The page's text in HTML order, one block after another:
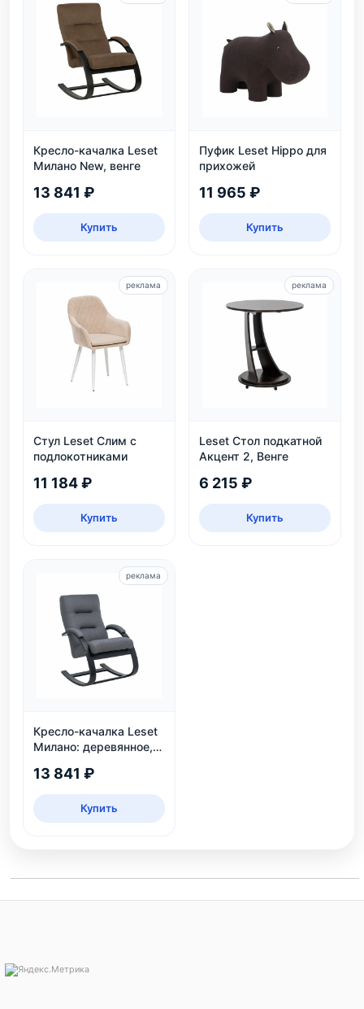
Кресло-качалка Leset
Милано New, венге
13 841 ₽
Купить
Пуфик Leset Hippo для
прихожей
11 965 ₽
Купить
Стул Leset Слим с
подлокотниками
11 184 ₽
Купить
реклама
Leset Стол подкатной
Акцент 2, Венге
6 215 ₽
Купить
реклама
Кресло-качалка Leset
Милано: деревянное,
95
13 841 ₽
Купить
реклама